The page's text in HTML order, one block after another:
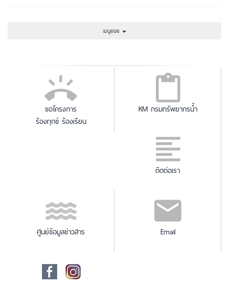
เมนูย่อย
ขอโครงการ
ร้องทุกข์ ร้องเรียน
KM กรมทรัพยากรน้ำ
ติดต่อเรา
ศูนย์ข้อมูลข่าวสาร Email